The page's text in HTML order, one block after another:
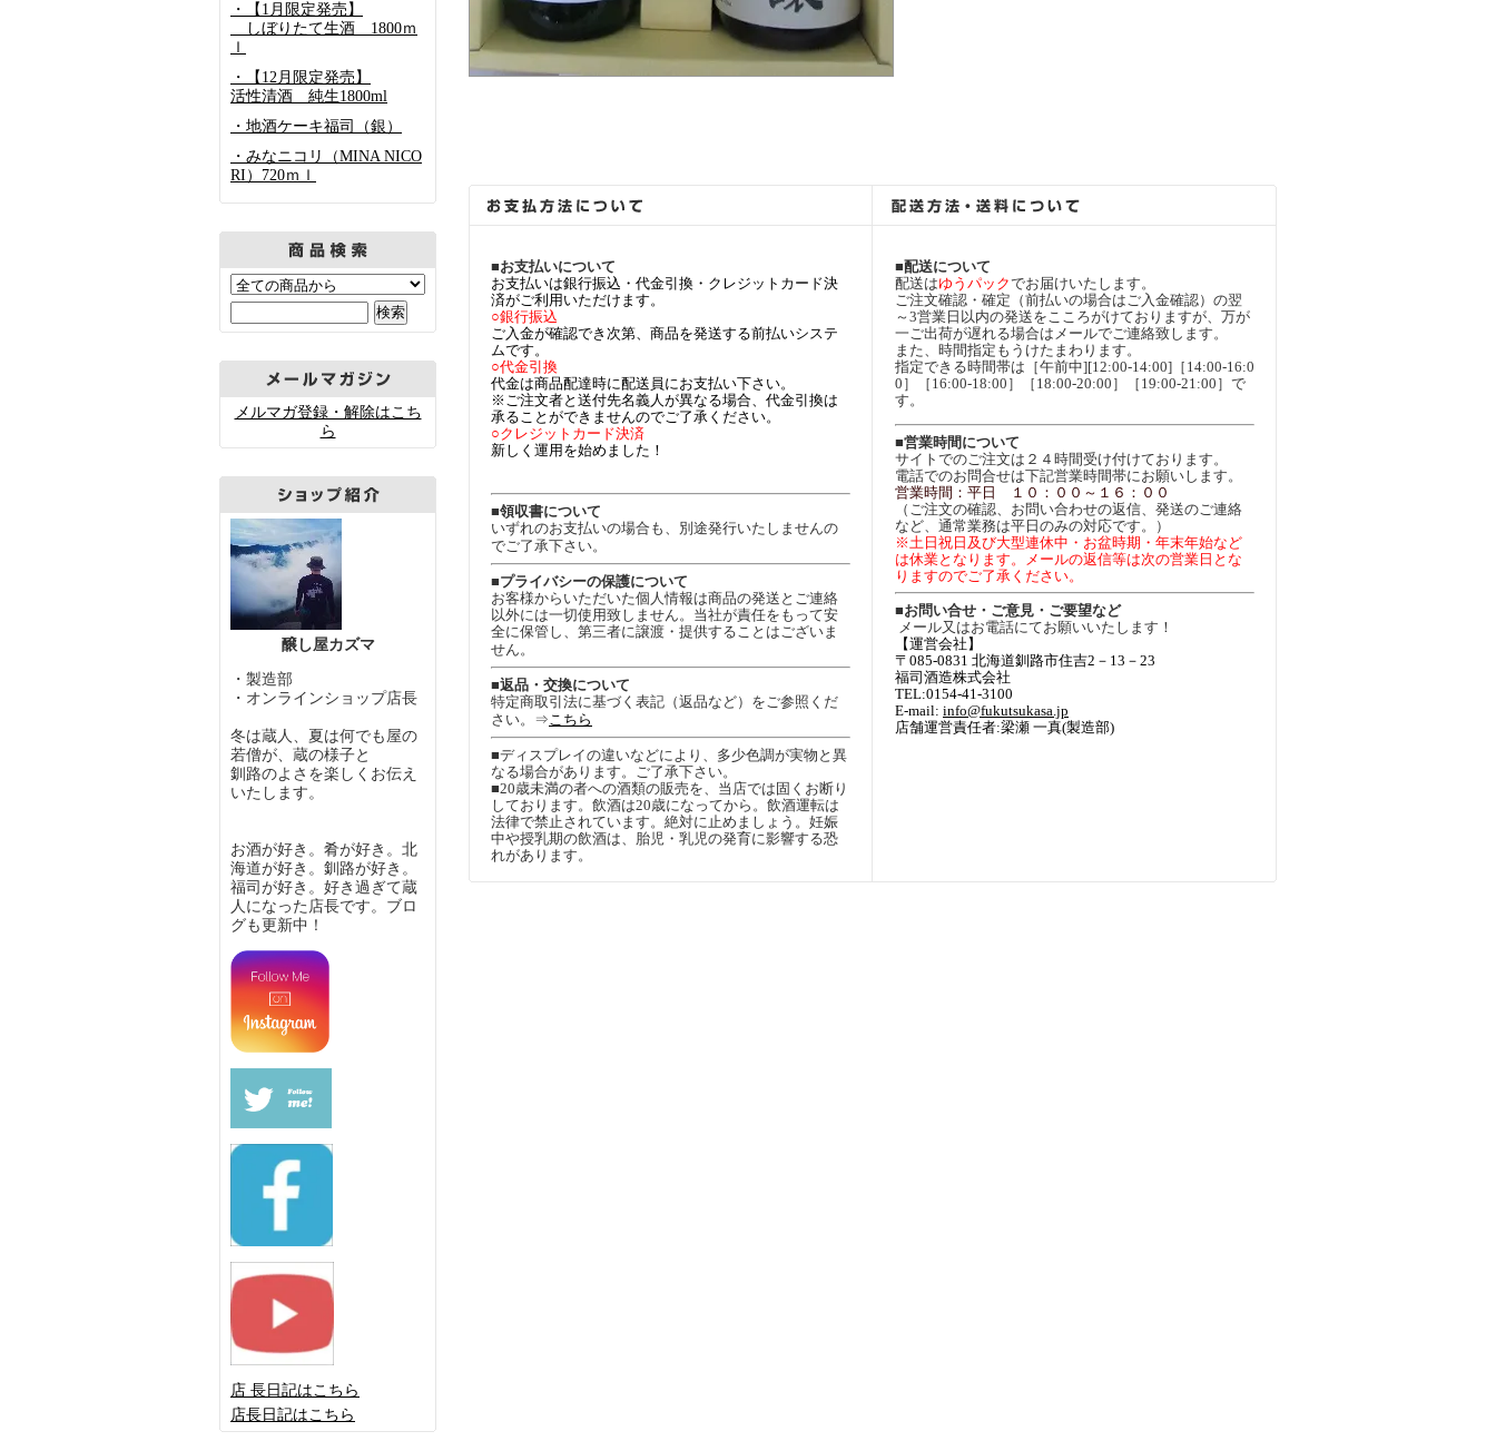
・【1月限定発売】
しぼりたて生酒 1800ｍ
ｌ
・【12月限定発売】
活性清酒 純生1800ml
・地酒ケーキ福司（銀）
・みなニコリ（MINA NICO
RI）720ｍｌ
メルマガ登録・解除はこち
ら
醸し屋カズマ
・製造部
・オンラインショップ店長
冬は蔵人、夏は何でも屋の
若僧が、蔵の様子と
釧路のよさを楽しくお伝え
いたします。
お酒が好き。肴が好き。北
海道が好き。釧路が好き。
福司が好き。好き過ぎて蔵
人になった店長です。ブロ
グも更新中！
店 長日記はこちら
店長日記はこちら
■お支払いについて
お支払いは銀行振込・代金引換・クレジットカード決
済がご利用いただけます。
○銀行振込
ご入金が確認でき次第、商品を発送する前払いシステ
ムです。
○代金引換
代金は商品配達時に配送員にお支払い下さい。
※ご注文者と送付先名義人が異なる場合、代金引換は
承ることができませんのでご了承ください。
○クレジットカード決済
新しく運用を始めました！
■領収書について
いずれのお支払いの場合も、別途発行いたしませんの
でご了承下さい。
■プライバシーの保護について
お客様からいただいた個人情報は商品の発送とご連絡
以外には一切使用致しません。当社が責任をもって安
全に保管し、第三者に譲渡・提供することはございま
せん。
■返品・交換について
特定商取引法に基づく表記（返品など）をご参照くだ
さい。⇒こちら
■ディスプレイの違いなどにより、多少色調が実物と異
なる場合があります。ご了承下さい。
■20歳未満の者への酒類の販売を、当店では固くお断り
しております。飲酒は20歳になってから。飲酒運転は
法律で禁止されています。絶対に止めましょう。妊娠
中や授乳期の飲酒は、胎児・乳児の発育に影響する恐
れがあります。
■配送について
配送はゆうパックでお届けいたします。
ご注文確認・確定（前払いの場合はご入金確認）の翌
～3営業日以内の発送をこころがけておりますが、万が
一ご出荷が遅れる場合はメールでご連絡致します。
また、時間指定もうけたまわります。
指定できる時間帯は［午前中][12:00-14:00]［14:00-16:0
0］［16:00-18:00］［18:00-20:00］［19:00-21:00］で
す。
■営業時間について
サイトでのご注文は２４時間受け付けております。
電話でのお問合せは下記営業時間帯にお願いします。
営業時間：平日 １０：００～１６：００
（ご注文の確認、お問い合わせの返信、発送のご連絡
など、通常業務は平日のみの対応です。）
※土日祝日及び大型連休中・お盆時期・年末年始など
は休業となります。メールの返信等は次の営業日とな
りますのでご了承ください。
■お問い合せ・ご意見・ご要望など
メール又はお電話にてお願いいたします！
【運営会社】
〒085-0831 北海道釧路市住吉2－13－23
福司酒造株式会社
TEL:0154-41-3100
E-mail: info@fukutsukasa.jp
店舗運営責任者:梁瀬 一真(製造部)